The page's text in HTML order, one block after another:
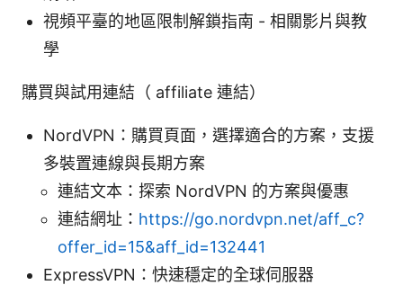
視頻平臺的地區限制解鎖指南 - 相關影片與教
學
購買與試用連結（ affiliate 連結）
NordVPN：購買頁面，選擇適合的方案，支援
多裝置連線與長期方案
連結文本：探索 NordVPN 的方案與優惠
連結網址： https://go.nordvpn.net/aff_c?
offer_id=15&aff_id=132441
ExpressVPN：快速穩定的全球伺服器